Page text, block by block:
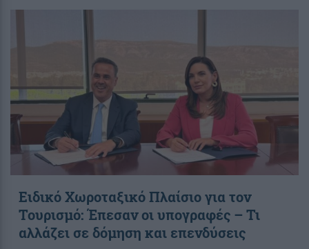
Ειδικό Χωροταξικό Πλαίσιο για τον
Τουρισμό: Έπεσαν οι υπογραφές – Τι
αλλάζει σε δόμηση και επενδύσεις